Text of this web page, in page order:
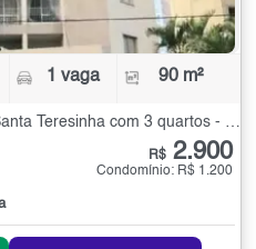
1 vaga 90 m²
R$ 2.900
Condomínio: R$ 1.200